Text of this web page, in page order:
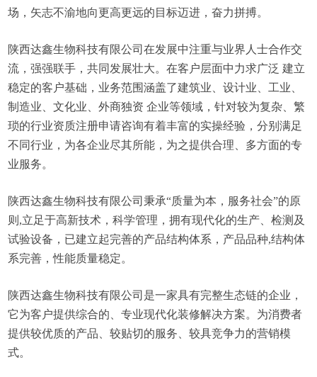
场，矢志不渝地向更高更远的目标迈进，奋力拼搏。
陕西达鑫生物科技有限公司在发展中注重与业界人士合作交
流，强强联手，共同发展壮大。在客户层面中力求广泛 建立
稳定的客户基础，业务范围涵盖了建筑业、设计业、工业、
制造业、文化业、外商独资 企业等领域，针对较为复杂、繁
琐的行业资质注册申请咨询有着丰富的实操经验，分别满足
不同行业，为各企业尽其所能，为之提供合理、多方面的专
业服务。
陕西达鑫生物科技有限公司秉承“质量为本，服务社会”的原
则,立足于高新技术，科学管理，拥有现代化的生产、检测及
试验设备，已建立起完善的产品结构体系，产品品种,结构体
系完善，性能质量稳定。
陕西达鑫生物科技有限公司是一家具有完整生态链的企业，
它为客户提供综合的、专业现代化装修解决方案。为消费者
提供较优质的产品、较贴切的服务、较具竞争力的营销模
式。